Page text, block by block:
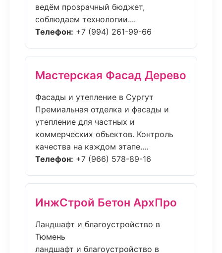
ведём прозрачный бюджет,
соблюдаем технологии....
Телефон: +7 (994) 261-99-66
Мастерская Фасад Дерево
Фасады и утепление в Сургут
Премиальная отделка и фасады и
утепление для частных и
коммерческих объектов. Контроль
качества на каждом этапе....
Телефон: +7 (966) 578-89-16
ИнжСтрой Бетон АрхПро
Ландшафт и благоустройство в
Тюмень
ландшафт и благоустройство в